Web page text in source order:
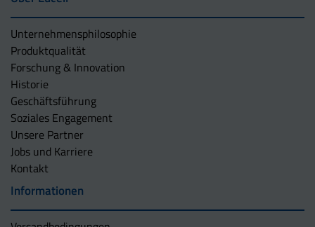
Unternehmens­philosophie
Produktqualität
Forschung & Innovation
Historie
Geschäftsführung
Soziales Engagement
Unsere Partner
Jobs und Karriere
Kontakt
Informationen